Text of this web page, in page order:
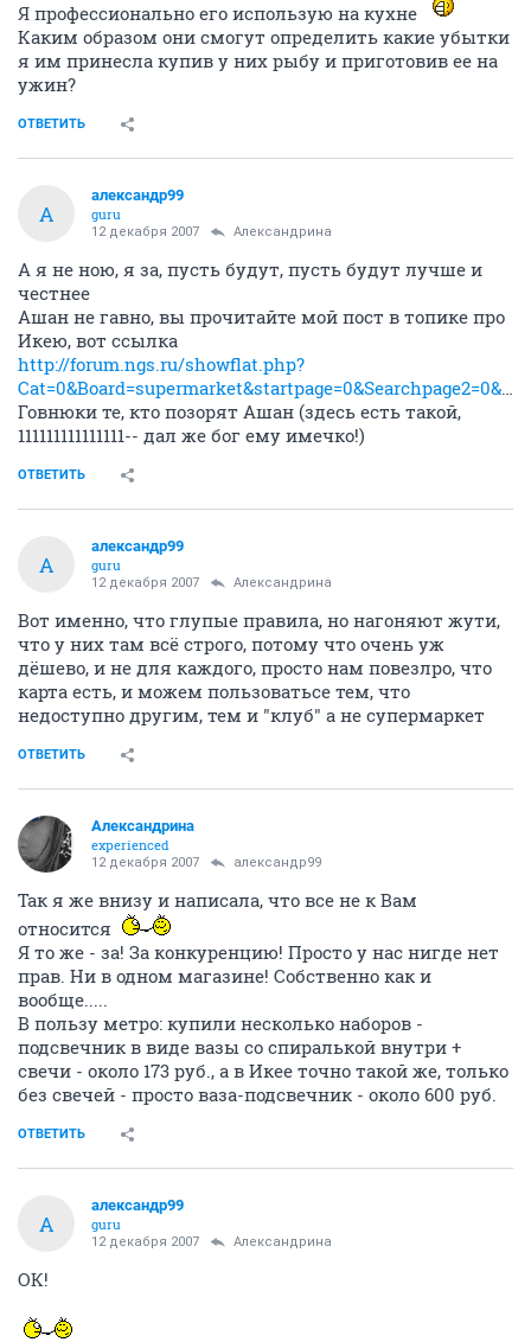
Я профессионально его использую на кухне
Каким образом они смогут определить какие убытки
я им принесла купив у них рыбу и приготовив ее на
ужин?
ОТВЕТИТЬ
А
александр99
guru
12 декабря 2007 Александрина
А я не ною, я за, пусть будут, пусть будут лучше и
честнее
Ашан не гавно, вы прочитайте мой пост в топике про
Икею, вот ссылка
http://forum.ngs.ru/showflat.php?
Cat=0&Board=supermarket&startpage=0&Searchpage2=0&archive=0&table=0&Number=1871316108&page=0&view=collapsed&sb=5&o=&fpart=54&vc=1
Говнюки те, кто позорят Ашан (здесь есть такой,
111111111111111-- дал же бог ему имечко!)
ОТВЕТИТЬ
А
александр99
guru
12 декабря 2007 Александрина
Вот именно, что глупые правила, но нагоняют жути,
что у них там всё строго, потому что очень уж
дёшево, и не для каждого, просто нам повезлро, что
карта есть, и можем пользоватьсе тем, что
недоступно другим, тем и "клуб" а не супермаркет
ОТВЕТИТЬ
Александрина
experienced
12 декабря 2007 александр99
Так я же внизу и написала, что все не к Вам
относится
Я то же - за! За конкуренцию! Просто у нас нигде нет
прав. Ни в одном магазине! Собственно как и
вообще.....
В пользу метро: купили несколько наборов -
подсвечник в виде вазы со спиралькой внутри +
свечи - около 173 руб., а в Икее точно такой же, только
без свечей - просто ваза-подсвечник - около 600 руб.
ОТВЕТИТЬ
А
александр99
guru
12 декабря 2007 Александрина
ОК!